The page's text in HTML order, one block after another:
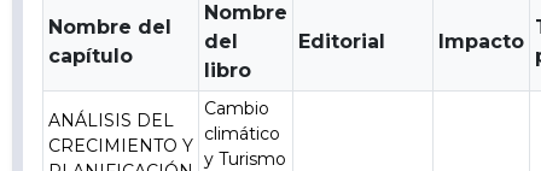
Nombre del
capítulo
Nombre
del
libro
Editorial Impacto
ANÁLISIS DEL
CRECIMIENTO Y
Cambio
climático
y Turismo